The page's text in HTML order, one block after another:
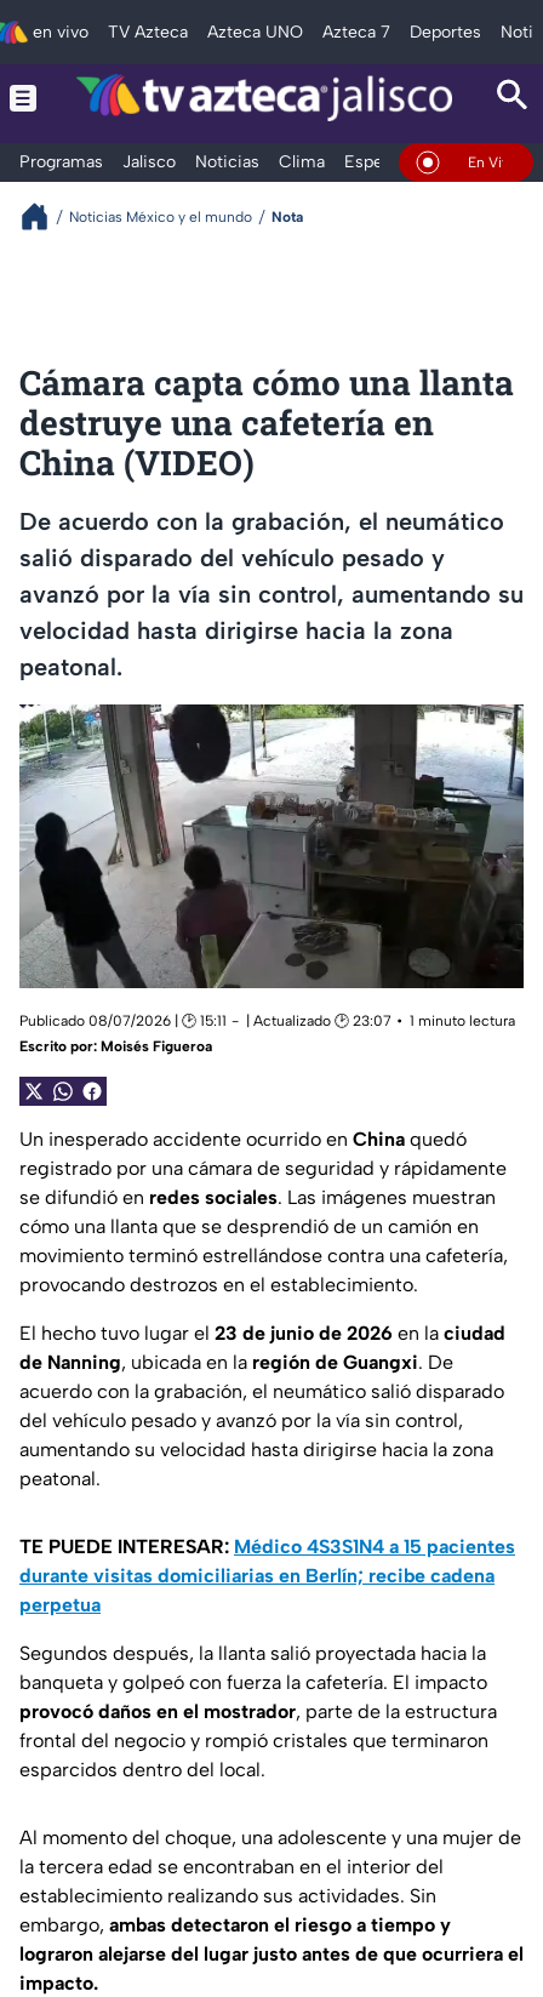
en vivo TV Azteca Azteca UNO Azteca 7 Deportes
Programas Jalisco Noticias Clima Espectáculos Deportes
En Vivo
Noticias México y el mundo Nota
Cámara capta cómo una llanta
destruye una cafetería en
China (VIDEO)
De acuerdo con la grabación, el neumático
salió disparado del vehículo pesado y
avanzó por la vía sin control, aumentando su
velocidad hasta dirigirse hacia la zona
peatonal.
Publicado 08/07/2026 | 🕑 15:11 | Actualizado 🕑 23:07
1 minuto lectura
Escrito por: Moisés Figueroa
Un inesperado accidente ocurrido en China quedó
registrado por una cámara de seguridad y rápidamente
se difundió en redes sociales. Las imágenes muestran
cómo una llanta que se desprendió de un camión en
movimiento terminó estrellándose contra una cafetería,
provocando destrozos en el establecimiento.
El hecho tuvo lugar el 23 de junio de 2026 en la ciudad
de Nanning, ubicada en la región de Guangxi. De
acuerdo con la grabación, el neumático salió disparado
del vehículo pesado y avanzó por la vía sin control,
aumentando su velocidad hasta dirigirse hacia la zona
peatonal.
TE PUEDE INTERESAR: Médico 4S3S1N4 a 15 pacientes
durante visitas domiciliarias en Berlín; recibe cadena
perpetua
Segundos después, la llanta salió proyectada hacia la
banqueta y golpeó con fuerza la cafetería. El impacto
provocó daños en el mostrador, parte de la estructura
frontal del negocio y rompió cristales que terminaron
esparcidos dentro del local.
Al momento del choque, una adolescente y una mujer de
la tercera edad se encontraban en el interior del
establecimiento realizando sus actividades. Sin
embargo, ambas detectaron el riesgo a tiempo y
lograron alejarse del lugar justo antes de que ocurriera el
impacto.